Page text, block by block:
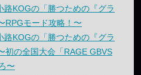
路KOGの「勝つための『グラ
RPGモード攻略！〜
路KOGの「勝つための『グラ
初の全国大会「RAGE GBVS
〜